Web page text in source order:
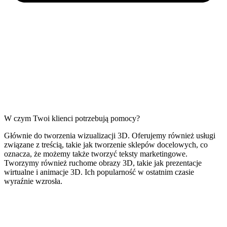
W czym Twoi klienci potrzebują pomocy?
Głównie do tworzenia wizualizacji 3D. Oferujemy również usługi
związane z treścią, takie jak tworzenie sklepów docelowych, co
oznacza, że możemy także tworzyć teksty marketingowe.
Tworzymy również ruchome obrazy 3D, takie jak prezentacje
wirtualne i animacje 3D. Ich popularność w ostatnim czasie
wyraźnie wzrosła.